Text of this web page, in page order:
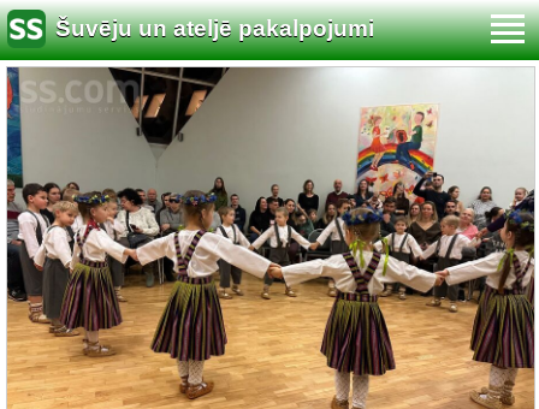
Šuvēju un ateljē pakalpojumi